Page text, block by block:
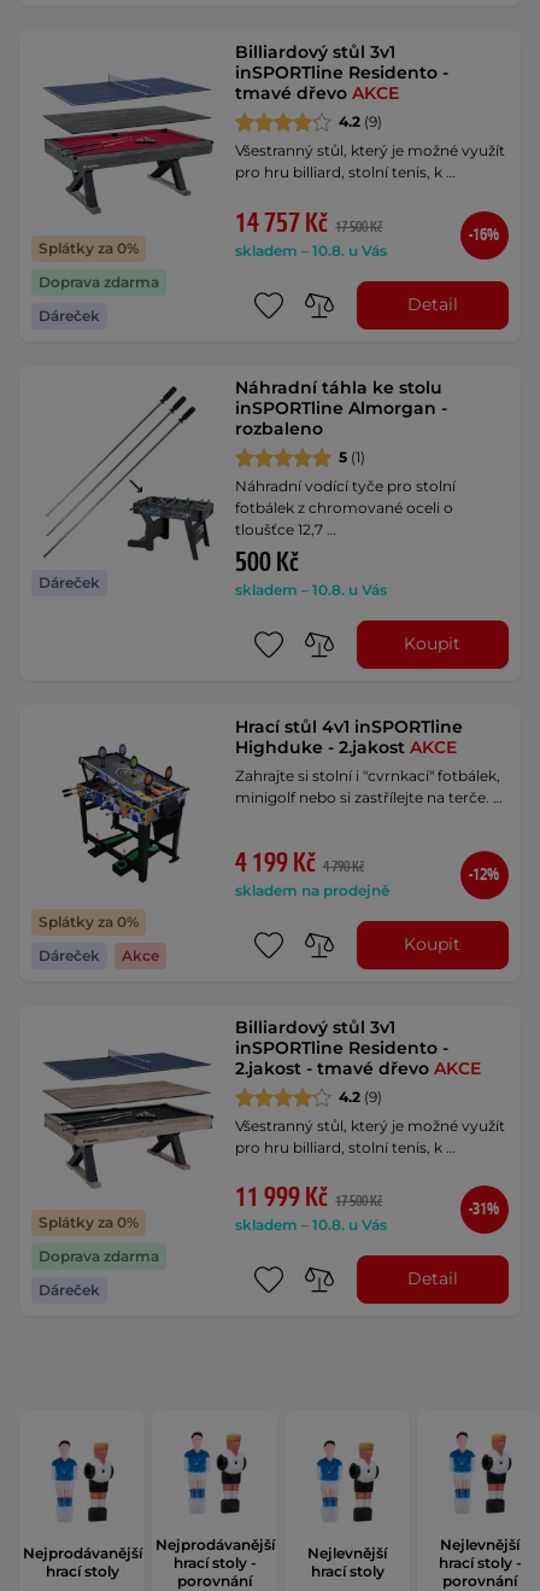
Splátky za 0%
Doprava zdarma
Dáreček
Billiardový stůl 3v1
inSPORTline Residento -
tmavé dřevoAKCE
4.2 (9)
Všestranný stůl, který je možné využít
pro hru billiard, stolní tenis, k …
14 757 Kč 17 500 Kč
skladem – 10.8. u Vás
-16%
Detail
Dáreček
Náhradní táhla ke stolu
inSPORTline Almorgan -
rozbaleno
5 (1)
Náhradní vodící tyče pro stolní
fotbálek z chromované oceli o
tloušťce 12,7 …
500 Kč
skladem – 10.8. u Vás
Koupit
Splátky za 0%
Dáreček
Akce
Hrací stůl 4v1 inSPORTline
Highduke - 2.jakostAKCE
Zahrajte si stolní i "cvrnkací" fotbálek,
minigolf nebo si zastřílejte na terče. …
4 199 Kč 4 790 Kč
skladem na prodejně
-12%
Koupit
Splátky za 0%
Doprava zdarma
Dáreček
Billiardový stůl 3v1
inSPORTline Residento -
2.jakost - tmavé dřevoAKCE
4.2 (9)
Všestranný stůl, který je možné využít
pro hru billiard, stolní tenis, k …
11 999 Kč 17 500 Kč
skladem – 10.8. u Vás
-31%
Detail
Nejprodávanější
hrací stoly
Nejprodávanější
hrací stoly -
porovnání
Nejlevnější
hrací stoly
Nejlevnější
hrací stoly -
porovnání